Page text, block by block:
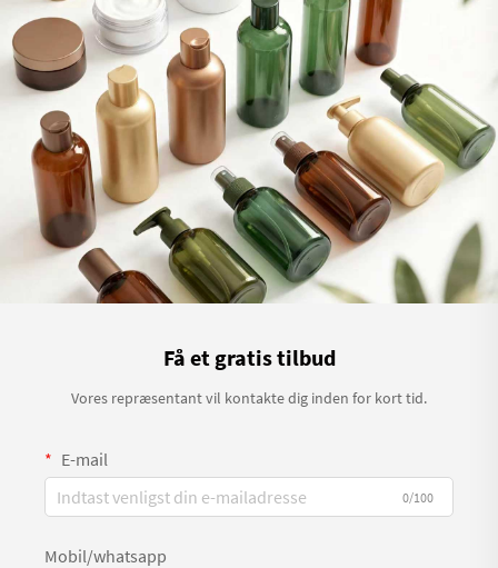
Få et gratis tilbud
Vores repræsentant vil kontakte dig inden for kort tid.
E-mail
0/100
Mobil/whatsapp